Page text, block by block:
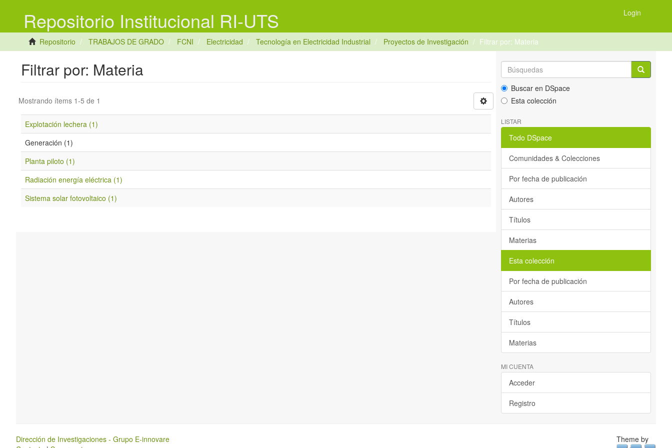
Repositorio Institucional RI-UTS Login
Repositorio TRABAJOS DE GRADO FCNI Electricidad Tecnología en Electricidad Industrial Proyectos de Investigación Filtrar por: Materia
Filtrar por: Materia
Mostrando ítems 1-5 de 1
Explotación lechera (1)
Generación (1)
Planta piloto (1)
Radiación energía eléctrica (1)
Sistema solar fotovoltaico (1)
Buscar en DSpace
Esta colección
LISTAR
Todo DSpace
Comunidades & Colecciones
Por fecha de publicación
Autores
Títulos
Materias
Esta colección
Por fecha de publicación
Autores
Títulos
Materias
MI CUENTA
Acceder
Registro
Dirección de Investigaciones - Grupo E-innovare
Theme by